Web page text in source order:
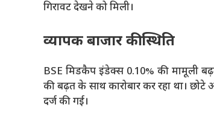
गिरावट देखने को मिली।
व्यापक बाजार की स्थिति
BSE मिडकैप इंडेक्स 0.10% की मामूली
की बढ़त के साथ कारोबार कर रहा था।
दर्ज की गई।